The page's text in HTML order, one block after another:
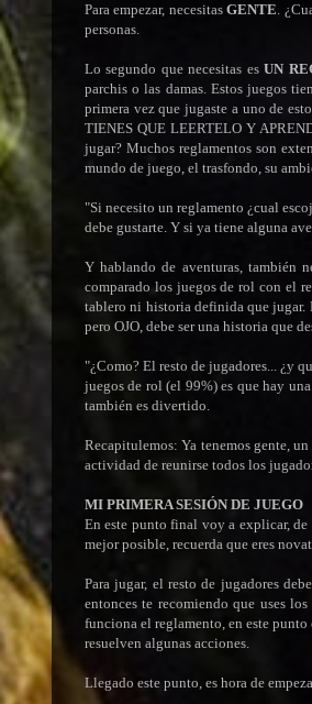
Para empezar, necesitasGENTE.
personas.
Lo segundo que necesitas esUN
parchis o las damas. Estos juegos
primera vez que jugaste a uno de
TIENES QUE LEERTELO Y
jugar? Muchos reglamentos son
mundo de juego, el trasfondo, su
"Si necesito un reglamento ¿cual
debe gustarte. Y si ya tiene alguna
Y hablando de aventuras, también
comparado los juegos de rol con el
tablero ni historia definida que jugar.
pero OJO, debe ser una historia que
"¿Como? El resto de jugadores... ¿y
juegos de rol (el 99%) es que hay
también es divertido.
Recapitulemos: Ya tenemos gente,
actividad de reunirse todos los
MI PRIMERA SESIÓN DE JUEGO
En este punto final voy a explicar,
mejor posible, recuerda que eres
Para jugar, el resto de jugadores
entonces te recomiendo que uses
funciona el reglamento, en este
resuelven algunas acciones.
Llegado este punto, es hora de